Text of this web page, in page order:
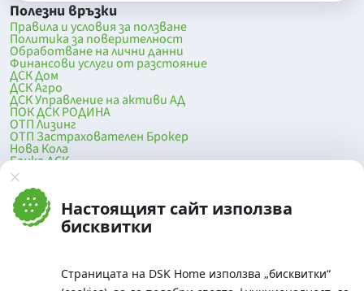
Настоящият сайт използва
бисквитки
Страницата на DSK Home използва „бисквитки“
Полезни връзки
Правила и условия за ползване
Политика за поверителност
Обработване на лични данни
Финансови услуги от разстояние
ДСК Дом
ДСК Агро
ДСК Управление на активи АД
ПОК ДСК РОДИНА
ОТП Лизинг
ОТП Застрахователен Брокер
Нова Кола
Банка ДСК
DSK Mobile
Оферти за продажба от Банка ДСК
Клонова мрежа и банкомати
До началото на страницата